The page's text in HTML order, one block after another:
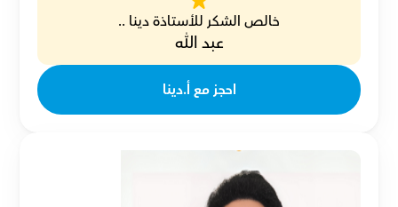
خالص الشكر للأستاذة دينا ..
عبد الله
احجز مع أ.دينا